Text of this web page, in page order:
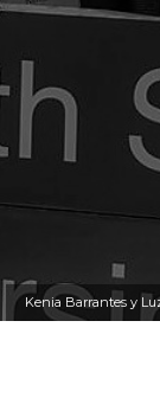
Kenia Barrantes y